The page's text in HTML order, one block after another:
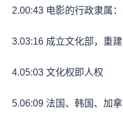
2.00:43 电影的行政隶属
3.03:16 成立文化部，重
4.05:03 文化权即人权
5.06:09 法国、韩国、加